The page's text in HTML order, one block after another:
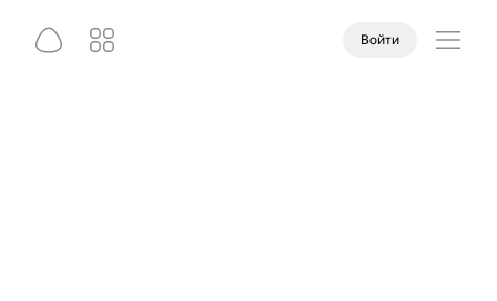
Войти